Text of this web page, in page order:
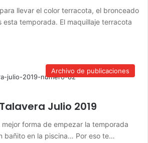
llevar el color terracota, el bronceado
esta temporada. El maquillaje terracota
Archivo de publicaciones
Julio 2019
forma de empezar la temporada
bañito en la piscina… Por eso te…